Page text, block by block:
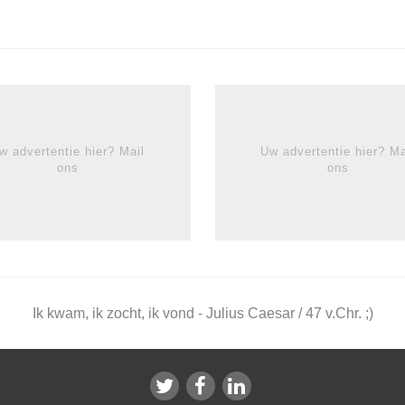
advertentie hier? Mail
ons
Uw advertentie hier?
ons
Ik kwam, ik zocht, ik vond - Julius Caesar / 47 v.Chr. ;)